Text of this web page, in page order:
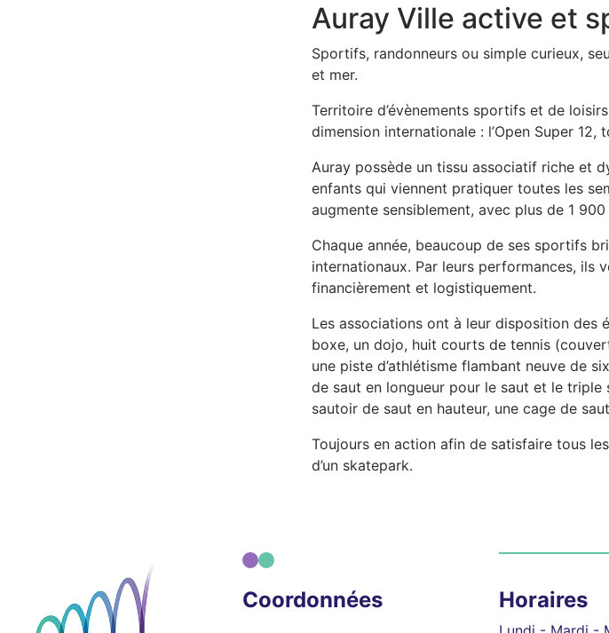
Auray Ville active et
Sportifs, randonneurs ou simple curieux,
et mer.
Territoire d’évènements sportifs et de
dimension internationale : l’Open Super 12,
Auray possède un tissu associatif riche et
enfants qui viennent pratiquer toutes les
augmente sensiblement, avec plus de 1
Chaque année, beaucoup de ses sportifs
internationaux. Par leurs performances, ils
financièrement et logistiquement.
Les associations ont à leur disposition des
boxe, un dojo, huit courts de tennis
une piste d’athlétisme flambant neuve de
de saut en longueur pour le saut et le
sautoir de saut en hauteur, une cage de
Toujours en action afin de satisfaire tous
d’un skatepark.
Coordonnées Horaires